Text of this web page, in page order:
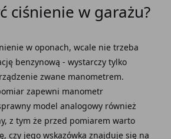
ciśnienie w garażu?
w oponach, wcale nie trzeba
benzynową - wystarczy tylko
zwane manometrem.
zapewni manometr
model analogowy również
z tym że przed pomiarem warto
czy jego wskazówka znajduje się na